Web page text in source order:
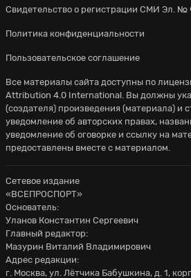
Свидетельство о регистрации СМИ Эл.
Политика конфиденциальности
Пользовательское соглашение
Все материалы сайта доступны по
Attribution 4.0 International. Вы должны
(создателя) произведения (материала) и
уведомление об авторских правах,
уведомление об оговорке и ссылку на
предоставлены вместе с материалом.
Сетевое издание
«ВСЕПРОСПОРТ»
Основатель:
Уланов Константин Сергеевич
Главный редактор:
Мазурин Виталий Владимирович
Адрес редакции:
г. Москва, ул. Лётчика Бабушкина, д. 1,